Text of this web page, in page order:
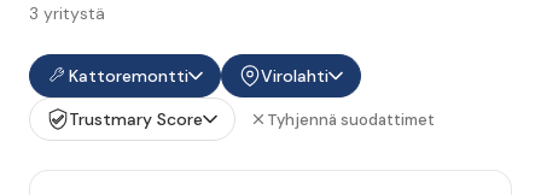
3 yritystä
Kattoremontti
Virolahti
Trustmary Score
Tyhjennä suodattimet